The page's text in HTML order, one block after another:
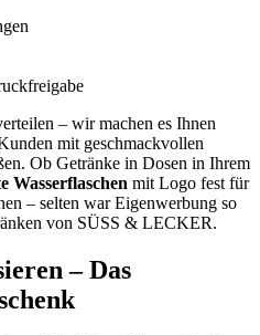
– wir machen es Ihnen
mit geschmackvollen
Ob Getränke in Dosen in Ihrem
Wasserflaschen mit Logo fest für
– selten war Eigenwerbung so
von SÜSS & LECKER.
– Das